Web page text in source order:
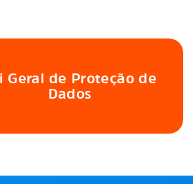
Geral de Proteção de
Dados